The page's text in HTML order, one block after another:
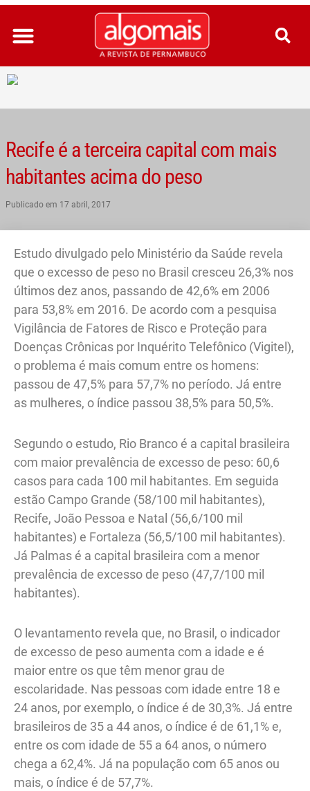
Ir
para
conteúdo
Recife é a terceira capital com mais
habitantes acima do peso
Publicado em 17 abril, 2017
Estudo divulgado pelo Ministério da Saúde revela
que o excesso de peso no Brasil cresceu 26,3% nos
últimos dez anos, passando de 42,6% em 2006
para 53,8% em 2016. De acordo com a pesquisa
Vigilância de Fatores de Risco e Proteção para
Doenças Crônicas por Inquérito Telefônico (Vigitel),
o problema é mais comum entre os homens:
passou de 47,5% para 57,7% no período. Já entre
as mulheres, o índice passou 38,5% para 50,5%.
Segundo o estudo, Rio Branco é a capital brasileira
com maior prevalência de excesso de peso: 60,6
casos para cada 100 mil habitantes. Em seguida
estão Campo Grande (58/100 mil habitantes),
Recife, João Pessoa e Natal (56,6/100 mil
habitantes) e Fortaleza (56,5/100 mil habitantes).
Já Palmas é a capital brasileira com a menor
prevalência de excesso de peso (47,7/100 mil
habitantes).
O levantamento revela que, no Brasil, o indicador
de excesso de peso aumenta com a idade e é
maior entre os que têm menor grau de
escolaridade. Nas pessoas com idade entre 18 e
24 anos, por exemplo, o índice é de 30,3%. Já entre
brasileiros de 35 a 44 anos, o índice é de 61,1% e,
entre os com idade de 55 a 64 anos, o número
chega a 62,4%. Já na população com 65 anos ou
mais, o índice é de 57,7%.